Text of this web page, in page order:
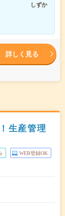
しずか
詳しく見る
生産管理
WEB登録OK